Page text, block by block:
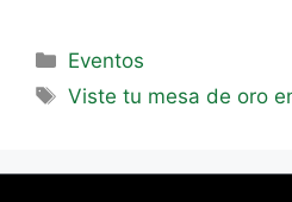
Eventos
Viste tu mesa de oro